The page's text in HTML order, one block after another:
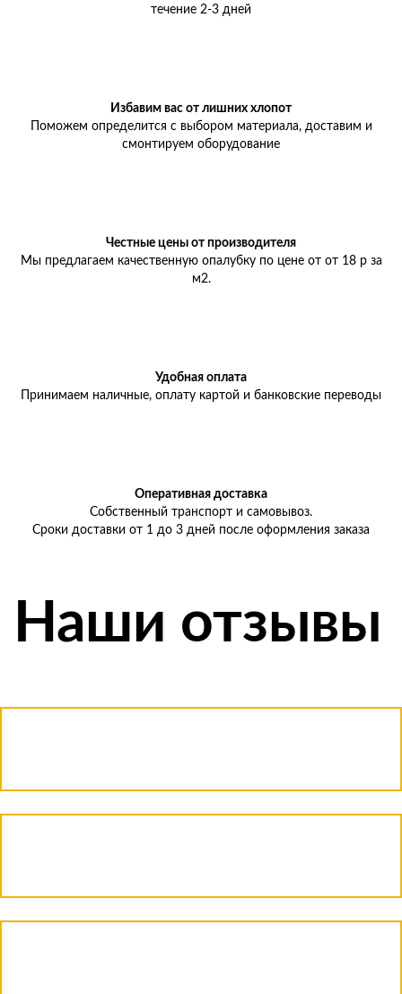
течение 2-3 дней
Избавим вас от лишних хлопот
Поможем определится с выбором материала, доставим и
смонтируем оборудование
Честные цены от производителя
Мы предлагаем качественную опалубку по цене от от 18 р за
м2.
Удобная оплата
Принимаем наличные, оплату картой и банковские переводы
Оперативная доставка
Собственный транспорт и самовывоз.
Сроки доставки от 1 до 3 дней после оформления заказа
Наши отзывы